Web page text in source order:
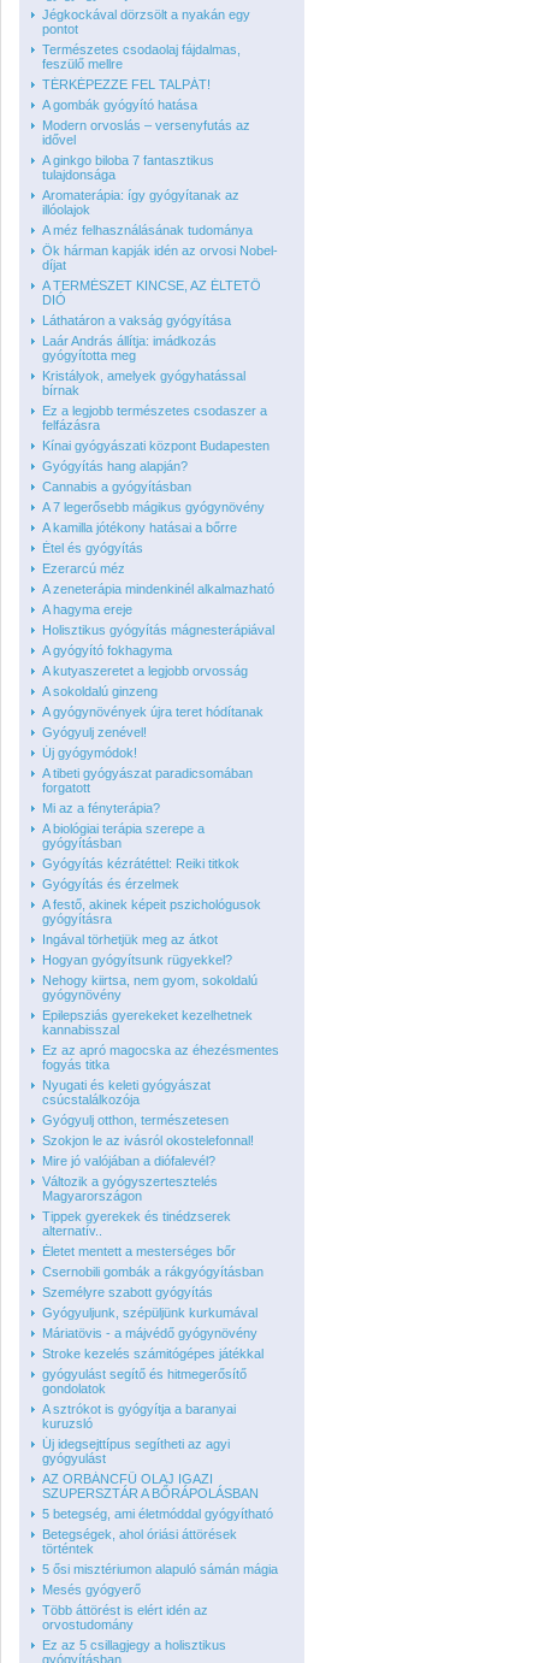
Jégkockával dörzsölt a nyakán egy
pontot
Természetes csodaolaj fájdalmas,
feszülő mellre
TÉRKÉPEZZE FEL TALPÁT!
A gombák gyógyító hatása
Modern orvoslás – versenyfutás az
idővel
A ginkgo biloba 7 fantasztikus
tulajdonsága
Aromaterápia: így gyógyítanak az
illóolajok
A méz felhasználásának tudománya
Ők hárman kapják idén az orvosi Nobel-
díjat
A TERMÉSZET KINCSE, AZ ÉLTETŐ
DIÓ
Láthatáron a vakság gyógyítása
Laár András állítja: imádkozás
gyógyította meg
Kristályok, amelyek gyógyhatással
bírnak
Ez a legjobb természetes csodaszer a
felfázásra
Kínai gyógyászati központ Budapesten
Gyógyítás hang alapján?
Cannabis a gyógyításban
A 7 legerősebb mágikus gyógynövény
A kamilla jótékony hatásai a bőrre
Étel és gyógyítás
Ezerarcú méz
A zeneterápia mindenkinél alkalmazható
A hagyma ereje
Holisztikus gyógyítás mágnesterápiával
A gyógyító fokhagyma
A kutyaszeretet a legjobb orvosság
A sokoldalú ginzeng
A gyógynövények újra teret hódítanak
Gyógyulj zenével!
Új gyógymódok!
A tibeti gyógyászat paradicsomában
forgatott
Mi az a fényterápia?
A biológiai terápia szerepe a
gyógyításban
Gyógyítás kézrátéttel: Reiki titkok
Gyógyítás és érzelmek
A festő, akinek képeit pszichológusok
gyógyításra
Ingával törhetjük meg az átkot
Hogyan gyógyítsunk rügyekkel?
Nehogy kiirtsa, nem gyom, sokoldalú
gyógynövény
Epilepsziás gyerekeket kezelhetnek
kannabisszal
Ez az apró magocska az éhezésmentes
fogyás titka
Nyugati és keleti gyógyászat
csúcstalálkozója
Gyógyulj otthon, természetesen
Szokjon le az ivásról okostelefonnal!
Mire jó valójában a diófalevél?
Változik a gyógyszertesztelés
Magyarországon
Tippek gyerekek és tinédzserek
alternatív..
Életet mentett a mesterséges bőr
Csernobili gombák a rákgyógyításban
Személyre szabott gyógyítás
Gyógyuljunk, szépüljünk kurkumával
Máriatövis - a májvédő gyógynövény
Stroke kezelés számitógépes játékkal
gyógyulást segítő és hitmegerősítő
gondolatok
A sztrókot is gyógyítja a baranyai
kuruzsló
Új idegsejttípus segítheti az agyi
gyógyulást
AZ ORBÁNCFŰ OLAJ IGAZI
SZUPERSZTÁR A BŐRÁPOLÁSBAN
5 betegség, ami életmóddal gyógyítható
Betegségek, ahol óriási áttörések
történtek
5 ősi misztériumon alapuló sámán mágia
Mesés gyógyerő
Több áttörést is elért idén az
orvostudomány
Ez az 5 csillagjegy a holisztikus
gyógyításban